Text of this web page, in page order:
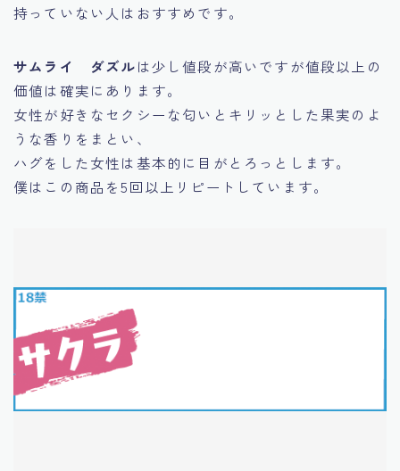
持っていない人はおすすめです。
サムライ ダズルは少し値段が高いですが値段以上の
価値は確実にあります。
女性が好きなセクシーな匂いとキリッとした果実のよ
うな香りをまとい、
ハグをした女性は基本的に目がとろっとします。
僕はこの商品を5回以上リピートしています。